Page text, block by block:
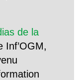
de la